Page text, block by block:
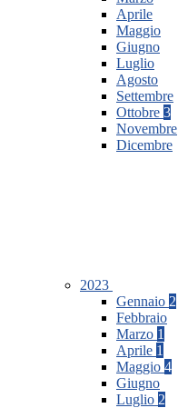
Aprile
Maggio
Giugno
Luglio
Agosto
Settembre
Ottobre 3
Novembre
Dicembre
2023
Gennaio 2
Febbraio
Marzo 1
Aprile 1
Maggio 4
Giugno
Luglio 2